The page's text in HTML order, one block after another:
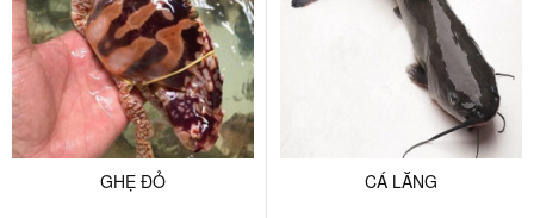
GHẸ ĐỎ CÁ LĂNG